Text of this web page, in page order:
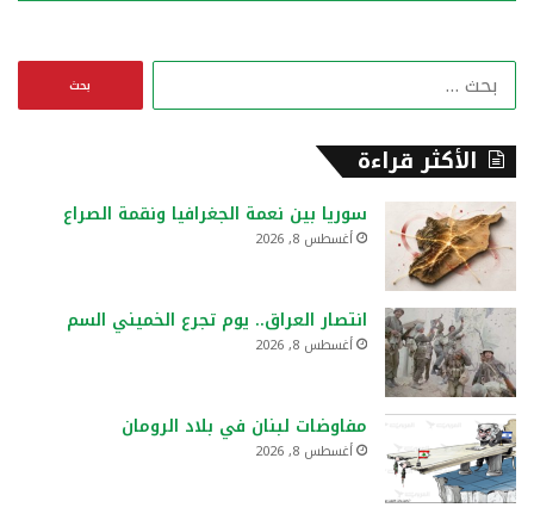
ن
الأكثر قراءة
سوريا بين نعمة الجغرافيا ونقمة الصراع
أغسطس 8, 2026
انتصار العراق.. يوم تجرع الخميني السم
أغسطس 8, 2026
مفاوضات لبنان في بلاد الرومان
أغسطس 8, 2026